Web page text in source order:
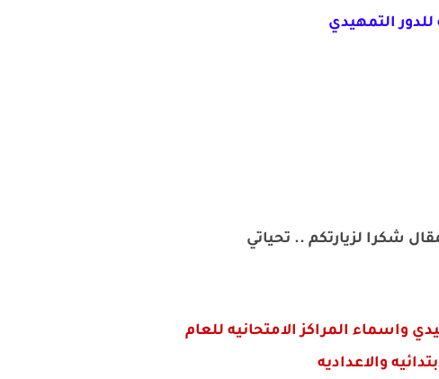
شكرا لزيارتكم .. تحياتي
واسماء المراكز الامتحانيه للعام